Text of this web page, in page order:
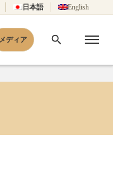
日本語 English
メディア